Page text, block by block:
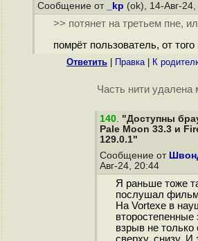
Сообщение от
_kp (ok), 14-Авг-
>> потянет на третьем пне,
помрёт пользователь, от того
Ответить Правка| К
Часть нити удалена
140. "Доступны
Pale Moon 33.3 и
129.0.1"
Сообщение от
Авг-24, 20:44
Я раньше тоже
послушал
На Vortexе в
второстепенные
взрыв не только